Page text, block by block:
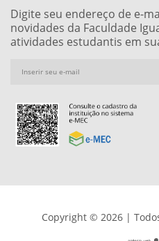
Digite seu endereço de e-
novidades da Faculdade
atividades estudantis em
Copyright © 2026 |